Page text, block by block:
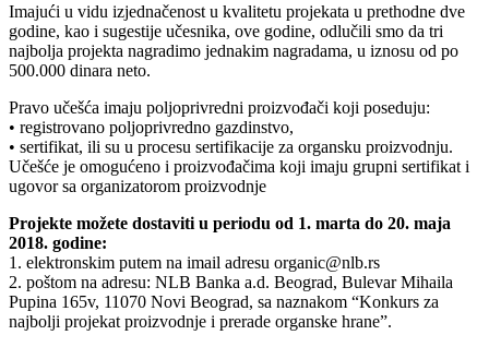
Imajući u vidu izjednačenost u kvalitetu projekata u prethodne dve
godine, kao i sugestije učesnika, ove godine, odlučili smo da tri
najbolja projekta nagradimo jednakim nagradama, u iznosu od po
500.000 dinara neto.
Pravo učešća imaju poljoprivredni proizvođači koji poseduju:
• registrovano poljoprivredno gazdinstvo,
• sertifikat, ili su u procesu sertifikacije za organsku proizvodnju.
Učešće je omogućeno i proizvođačima koji imaju grupni sertifikat i
ugovor sa organizatorom proizvodnje
Projekte možete dostaviti u periodu od 1. marta do 20. maja
2018. godine:
1. elektronskim putem na imail adresu organic@nlb.rs
2. poštom na adresu: NLB Banka a.d. Beograd, Bulevar Mihaila
Pupina 165v, 11070 Novi Beograd, sa naznakom “Konkurs za
najbolji projekat proizvodnje i prerade organske hrane”.